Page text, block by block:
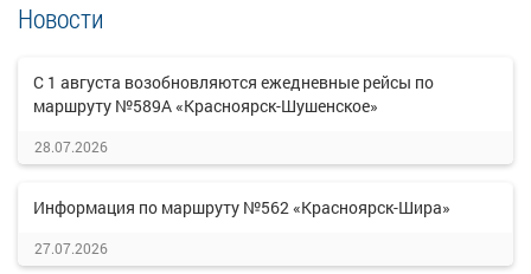
Новости
С 1 августа возобновляются ежедневные рейсы по
маршруту №589А «Красноярск-Шушенское»
28.07.2026
Информация по маршруту №562 «Красноярск-Шира»
27.07.2026